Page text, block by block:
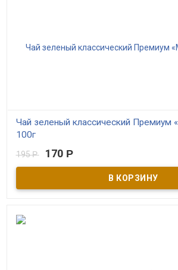
Чай зеленый классический Премиум
100г
В наличии
Изысканный зеленый чай собирается на
экологически чистой Мацестинской долине.
деликатный и насыщенный вкус без горечи,
195Р 170 Р